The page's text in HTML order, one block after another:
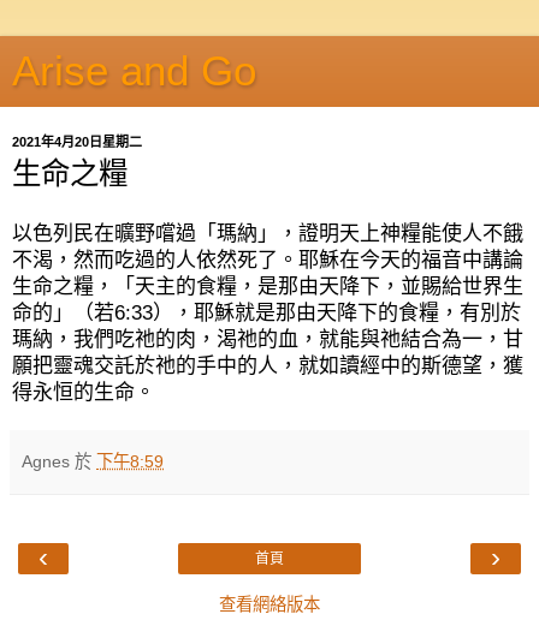
Arise and Go
2021年4月20日星期二
生命之糧
以色列民在曠野嚐過「瑪納」，證明天上神糧能使人不餓
不渴，然而吃過的人依然死了。耶穌在今天的福音中講論
生命之糧，「天主的食糧，是那由天降下，並賜給世界生
命的」（若6:33），耶穌就是那由天降下的食糧，有別於
瑪納，我們吃祂的肉，渴祂的血，就能與祂結合為一，甘
願把靈魂交託於祂的手中的人，就如讀經中的斯德望，獲
得永恒的生命。
Agnes 於 下午8:59
‹ ›
首頁
查看網絡版本